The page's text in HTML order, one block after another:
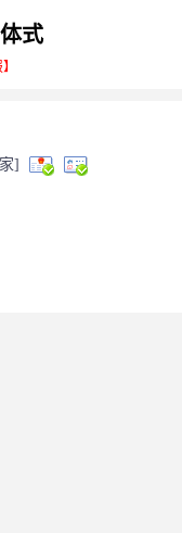
式
]